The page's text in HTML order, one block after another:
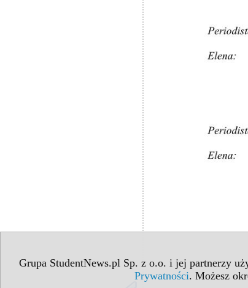
Grupa StudentNews.pl Sp. z o.o. i jej partnerzy
Prywatności. Możesz